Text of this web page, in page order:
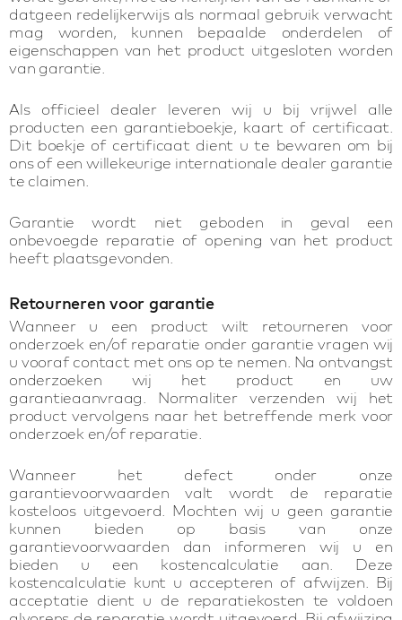
datgeen redelijkerwijs als normaal gebruik verwacht
mag worden, kunnen bepaalde onderdelen of
eigenschappen van het product uitgesloten worden
van garantie.
Als officieel dealer leveren wij u bij vrijwel alle
producten een garantieboekje, kaart of certificaat.
Dit boekje of certificaat dient u te bewaren om bij
ons of een willekeurige internationale dealer garantie
te claimen.
Garantie wordt niet geboden in geval een
onbevoegde reparatie of opening van het product
heeft plaatsgevonden.
Retourneren voor garantie
Wanneer u een product wilt retourneren voor
onderzoek en/of reparatie onder garantie vragen wij
u vooraf contact met ons op te nemen. Na ontvangst
onderzoeken wij het product en uw
garantieaanvraag. Normaliter verzenden wij het
product vervolgens naar het betreffende merk voor
onderzoek en/of reparatie.
Wanneer het defect onder onze
garantievoorwaarden valt wordt de reparatie
kosteloos uitgevoerd. Mochten wij u geen garantie
kunnen bieden op basis van onze
garantievoorwaarden dan informeren wij u en
bieden u een kostencalculatie aan. Deze
kostencalculatie kunt u accepteren of afwijzen. Bij
acceptatie dient u de reparatiekosten te voldoen